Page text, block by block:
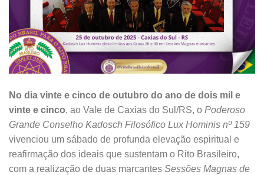
No dia vinte e cinco de outubro do ano de dois mil e
vinte e cinco, ao Vale de Caxias do Sul/RS, o Poderoso
Grande Conselho Kadosch Filosófico Lux Hominis nº 159
vivenciou um sábado de profunda elevação espiritual e
reafirmação dos ideais que sustentam o Rito Brasileiro,
com a realização de duas marcantes Sessões Magnas de